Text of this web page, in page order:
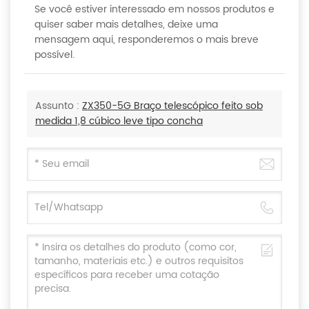
Se você estiver interessado em nossos produtos e
quiser saber mais detalhes, deixe uma
mensagem aqui, responderemos o mais breve
possível.
Assunto : ZX350-5G Braço telescópico feito sob
medida 1,8 cúbico leve tipo concha